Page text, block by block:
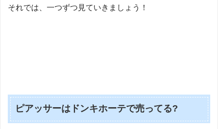
それでは、一つずつ見ていきましょう！
ピアッサーはドンキホーテで売ってる?